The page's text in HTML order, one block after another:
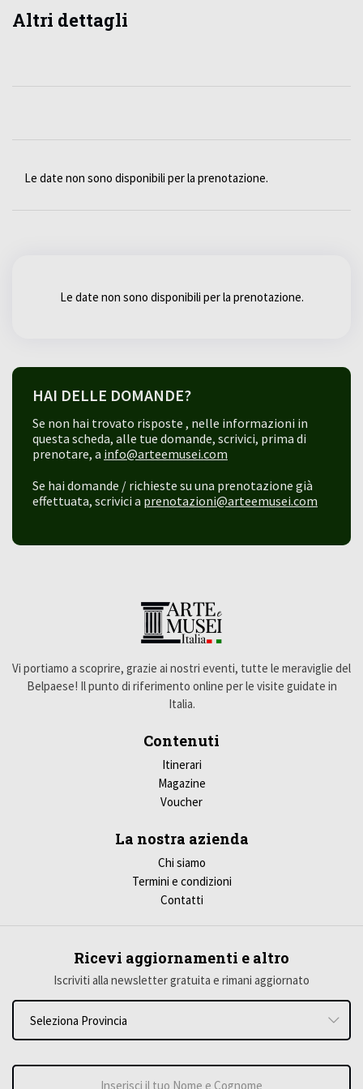
Altri dettagli
Le date non sono disponibili per la prenotazione.
Le date non sono disponibili per la prenotazione.
HAI DELLE DOMANDE?
Se non hai trovato risposte , nelle informazioni in
questa scheda, alle tue domande, scrivici, prima di
prenotare, a info@arteemusei.com
Se hai domande / richieste su una prenotazione già
effettuata, scrivici a prenotazioni@arteemusei.com
Vi portiamo a scoprire, grazie ai nostri eventi, tutte le meraviglie del
Belpaese! Il punto di riferimento online per le visite guidate in
Italia.
Contenuti
Itinerari
Magazine
Voucher
La nostra azienda
Chi siamo
Termini e condizioni
Contatti
Ricevi aggiornamenti e altro
Iscriviti alla newsletter gratuita e rimani aggiornato